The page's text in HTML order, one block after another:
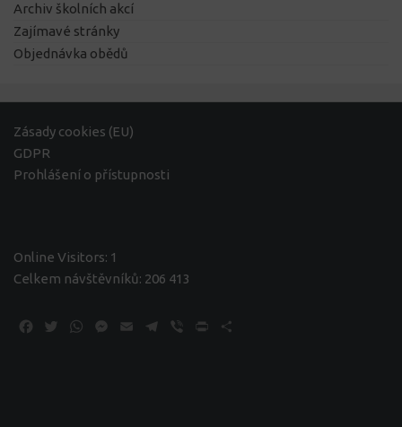
Archiv školních akcí
Zajímavé stránky
Objednávka obědů
Zásady cookies (EU)
GDPR
Prohlášení o přístupnosti
Online Visitors: 1
Celkem návštěvníků: 206 413
Facebook
TwitterWhatsApp
Messenger
Email Telegram
Viber Print